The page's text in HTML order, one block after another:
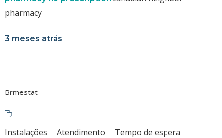
pharmacy
3 meses atrás
Brmestat
Instalações Atendimento Tempo de espera